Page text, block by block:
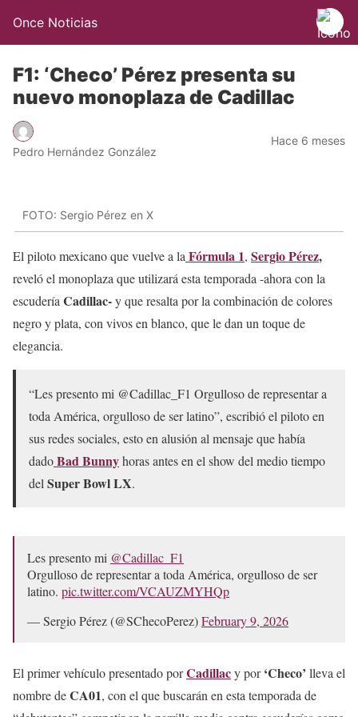
Once Noticias
F1: ‘Checo’ Pérez presenta su
nuevo monoplaza de Cadillac
Pedro Hernández González
Hace 6 meses
FOTO: Sergio Pérez en X
El piloto mexicano que vuelve a laFórmula 1, Sergio Pérez,
reveló el monoplaza que utilizará esta temporada -ahora con la
escuderíaCadillac-yque resalta por la combinación de colores
negro y plata, con vivos en blanco, que le dan un toque de
elegancia.
“Les presento mi @Cadillac_F1 Orgulloso de representar a
toda América, orgulloso de ser latino”, escribió el piloto en
sus redes sociales, esto en alusión al mensaje que había
dadoBad Bunnyhoras antes en el show del medio tiempo
delSuper Bowl LX.
Les presento mi @Cadillac_F1
Orgulloso de representar a toda América, orgulloso de ser
latino. pic.twitter.com/VCAUZMYHQp
— Sergio Pérez (@SChecoPerez)February 9, 2026
El primer vehículo presentado porCadillacy por‘Checo’ lleva el
nombre deCA01, con el que buscarán en esta temporada de